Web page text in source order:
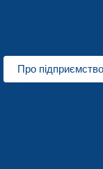
Про підприємство